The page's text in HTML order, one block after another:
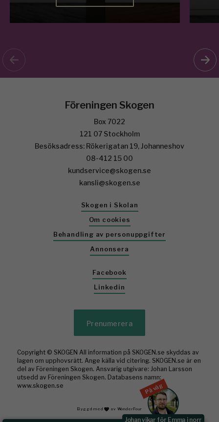
På väg
Johan vikar för Emma i norr
Föreningen Skogen
Box 7022
121 07 Stockholm
Besöksadress: Rökerigatan 19, Johanneshov
08-412 15 00
kundservice@skogen.se
kansli@skogen.se
Skogen i Skolan
Om cookies
Behandling av personuppgifter
Annonsera
Facebook
Linkedin
Prenumerera
Copyright © SKOGEN All information på SKOGEN.se skyddas av
lagen om upphovsrätt. Ange källa vid citering. SKOGEN.se är en
del av Föreningen Skogen. Ansvarig utgivare: Johan Larsson
utsedd av Föreningen Skogen. Databasens namn:
www.skogen.se
Byggd med av WonderFour